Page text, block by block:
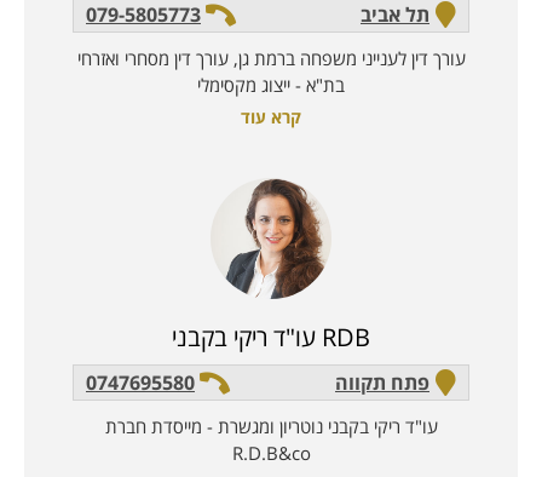
תל אביב 079-5805773
עורך דין לענייני משפחה ברמת גן, עורך דין מסחרי ואזרחי
בת"א - ייצוג מקסימלי
קרא עוד
RDB עו"ד ריקי בקבני
פתח תקווה 0747695580
עו"ד ריקי בקבני נוטריון ומגשרת - מייסדת חברת
R.D.B&co